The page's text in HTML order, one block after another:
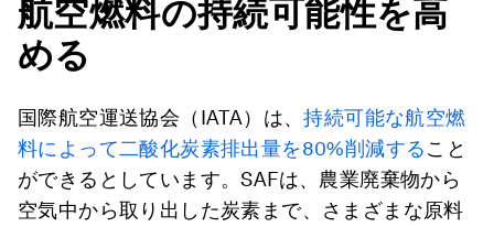
航空燃料の持続可能性を高
める
国際航空運送協会（IATA）は、持続可能な航空燃
料によって二酸化炭素排出量を80%削減すること
ができるとしています。SAFは、農業廃棄物から
空気中から取り出した炭素まで、さまざまな原料